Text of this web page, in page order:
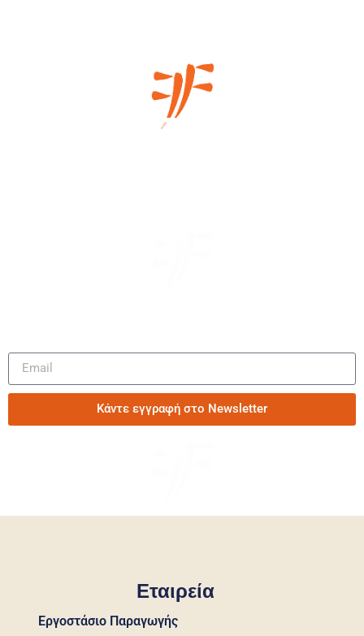
Κάντε εγγραφή στο Newsletter
Εταιρεία
Εργοστάσιο Παραγωγής